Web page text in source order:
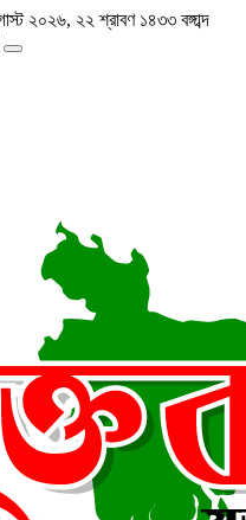
২০২৬, ২২ শ্রাবণ ১৪৩৩ বঙ্গাব্দ